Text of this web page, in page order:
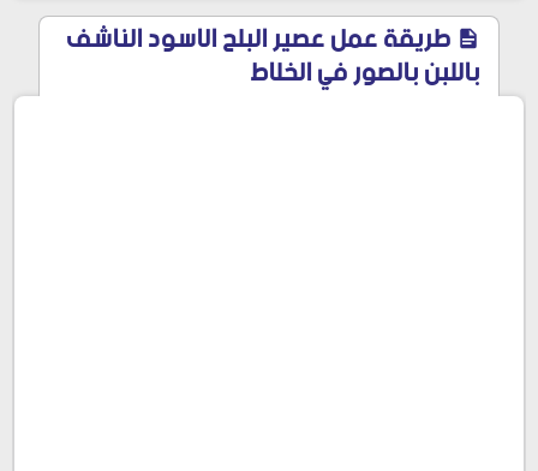
طريقة عمل عصير البلح الاسود الناشف
باللبن بالصور في الخلاط